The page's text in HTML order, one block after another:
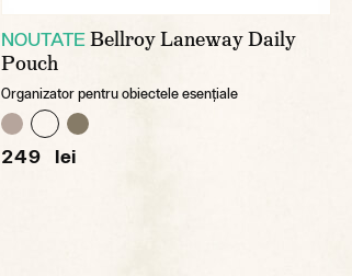
NOUTATEBellroy Laneway Daily
Pouch
Organizator pentru obiectele esențiale
249 lei